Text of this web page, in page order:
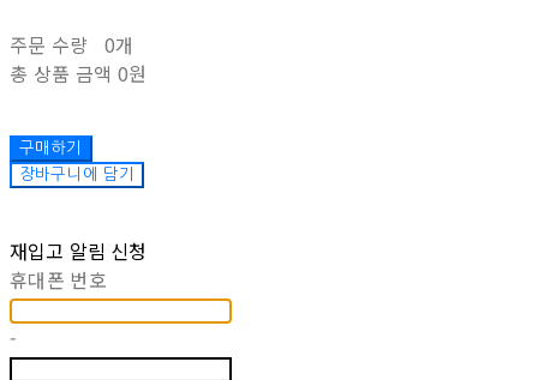
주문 수량
0개
총 상품 금액 0원
구매하기
장바구니에 담기
재입고 알림 신청
휴대폰 번호
-